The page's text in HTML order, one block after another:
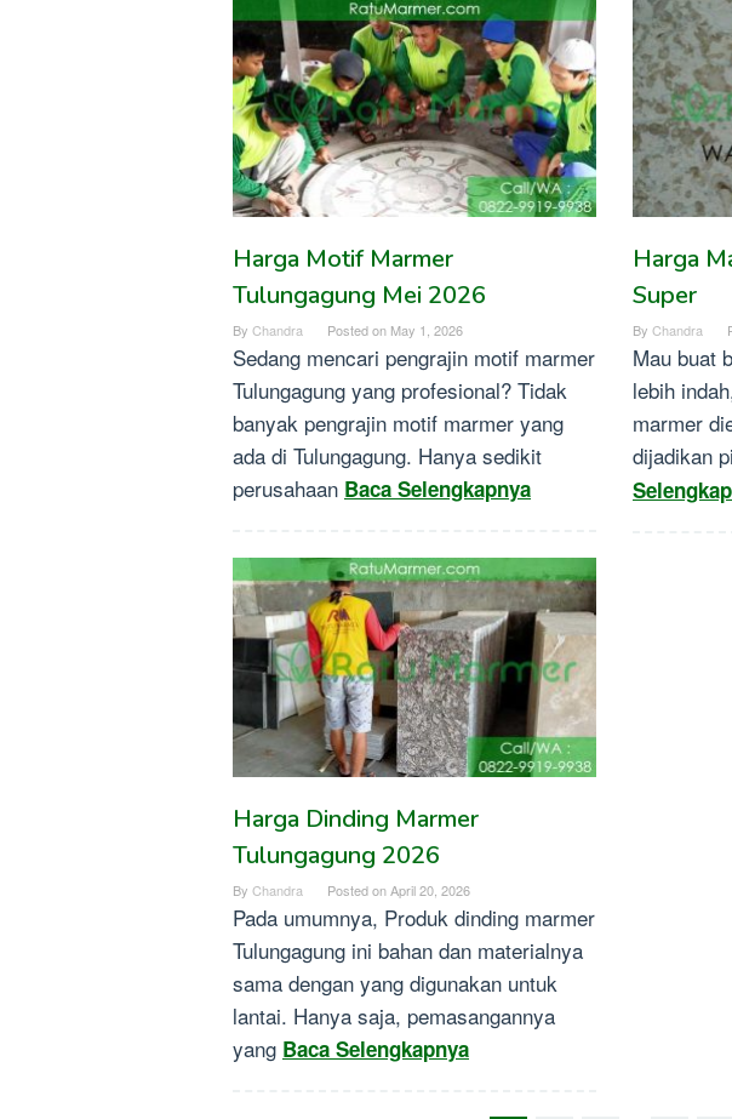
Harga Motif Marmer
Tulungagung Mei 2026
By Chandra Posted on May 1, 2026
Sedang mencari pengrajin motif marmer
Tulungagung yang profesional? Tidak
banyak pengrajin motif marmer yang
ada di Tulungagung. Hanya sedikit
perusahaan Baca Selengkapnya
Harga
Super
By Chandra
Mau buat
lebih
marmer
dijadikan
Harga Dinding Marmer
Tulungagung 2026
By Chandra Posted onApril 20, 2026
Pada umumnya, Produk dinding marmer
Tulungagung ini bahan dan materialnya
sama dengan yang digunakan untuk
lantai. Hanya saja, pemasangannya
yang Baca Selengkapnya